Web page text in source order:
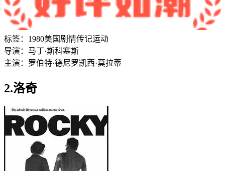
标签： 1980美国 剧情传记运动
导演： 马丁·斯科塞斯
主演： 罗伯特·德尼罗凯西·莫拉蒂
2.洛奇